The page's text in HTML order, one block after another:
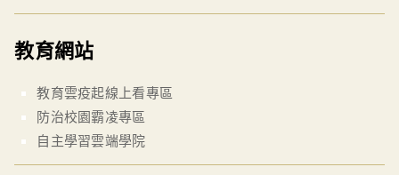
教育網站
教育雲疫起線上看專區
防治校園霸凌專區
自主學習雲端學院